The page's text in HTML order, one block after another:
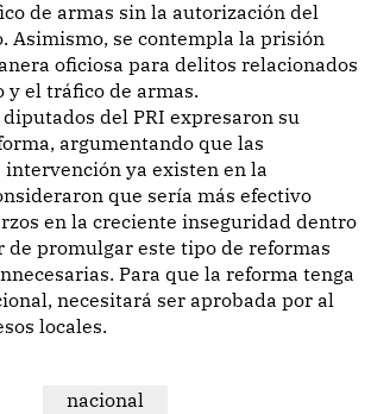
de armas sin la autorización del
Asimismo, se contempla la prisión
oficiosa para delitos relacionados
el tráfico de armas.
del PRI expresaron su
argumentando que las
ya existen en la
que sería más efectivo
en la creciente inseguridad dentro
de promulgar este tipo de reformas
Para que la reforma tenga
necesitará ser aprobada por al
locales.
nacional